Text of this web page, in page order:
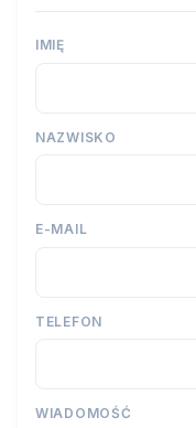
IMIĘ
NAZWISKO
E-MAIL
TELEFON
WIADOMOŚĆ